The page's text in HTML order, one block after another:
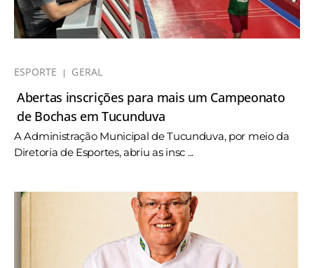
ESPORTE GERAL
Abertas inscrições para mais um Campeonato
de Bochas em Tucunduva
A Administração Municipal de Tucunduva, por meio da
Diretoria de Esportes, abriu as insc ...